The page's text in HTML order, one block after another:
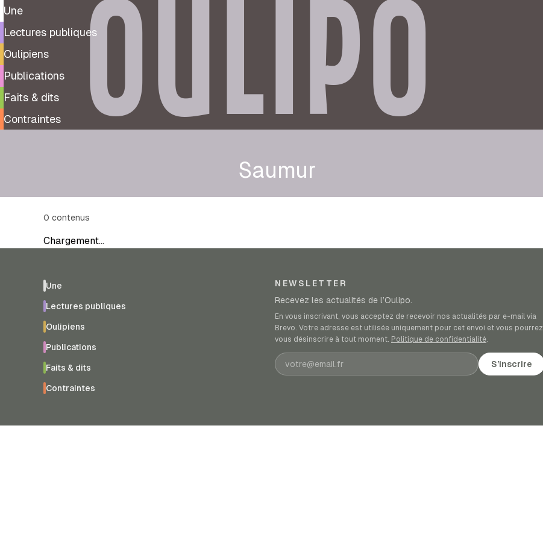
Une
Lectures publiques
Oulipiens
Publications
Faits & dits
Contraintes
OULIPO
Saumur
0 contenus
Chargement…
Une
Lectures publiques
Oulipiens
Publications
Faits & dits
Contraintes
NEWSLETTER
Recevez les actualités de l’Oulipo.
En vous inscrivant, vous acceptez de recevoir nos actualités par e-mail via
Brevo. Votre adresse est utilisée uniquement pour cet envoi et vous pourrez
vous désinscrire à tout moment. Politique de confidentialité.
Adresse e-mail S’inscrire